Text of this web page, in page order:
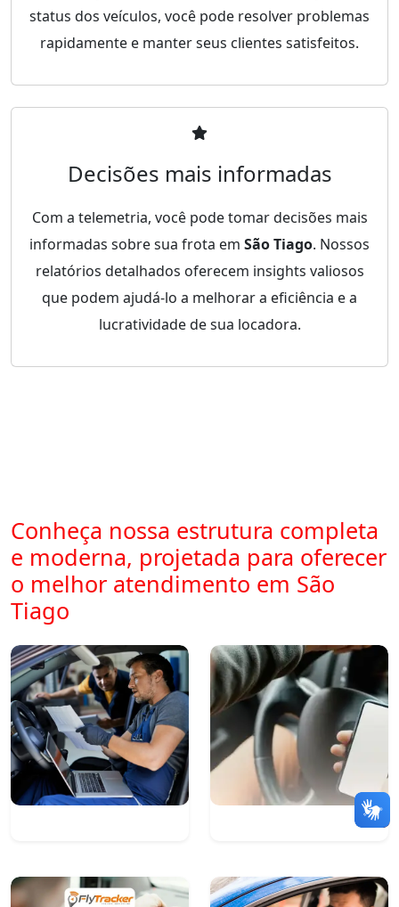
status dos veículos, você pode resolver problemas
rapidamente e manter seus clientes satisfeitos.
Decisões mais informadas
Com a telemetria, você pode tomar decisões mais
informadas sobre sua frota em São Tiago. Nossos
relatórios detalhados oferecem insights valiosos
que podem ajudá-lo a melhorar a eficiência e a
lucratividade de sua locadora.
Conheça nossa estrutura completa
e moderna, projetada para oferecer
o melhor atendimento em São
Tiago